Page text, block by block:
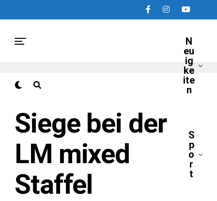
N
eu
ig
ke
ite
n
S
p
o
r
t
Siege bei der
LM mixed
Staffel